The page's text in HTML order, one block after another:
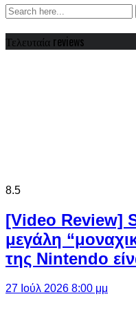
Τελευταία reviews
8.5
[Video Review]
μεγάλη
της Nintendo
27 Ιούλ 2026 8:00 μμ